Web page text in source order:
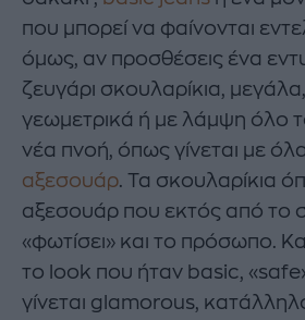
που μπορεί να φαίνονται
όμως, αν προσθέσεις ένα
ζευγάρι σκουλαρίκια,
γεωμετρικά ή με λάμψη όλο
νέα πνοή, όπως γίνεται με
αξεσουάρ. Τα σκουλαρίκια
αξεσουάρ που εκτός από το
«φωτίσει» και το πρόσωπο.
το look που ήταν basic,
γίνεται glamorous,